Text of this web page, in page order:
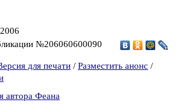
№206060600090
для печати / Разместить анонс /
автора Феана